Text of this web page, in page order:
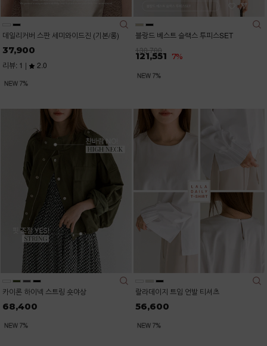
데일리커버 스판 세미와이드진 (기본/롱)
37,900
리뷰: 1 | 2.0
블랑드 베스트 슬랙스 투피스SET
130,700
121,551 7%
카이론 하이넥 스트링 숏야상
68,400
랄라데이지 트임 언발 티셔츠
56,600